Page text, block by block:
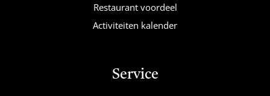
Restaurant voordeel
Activiteiten kalender
Service